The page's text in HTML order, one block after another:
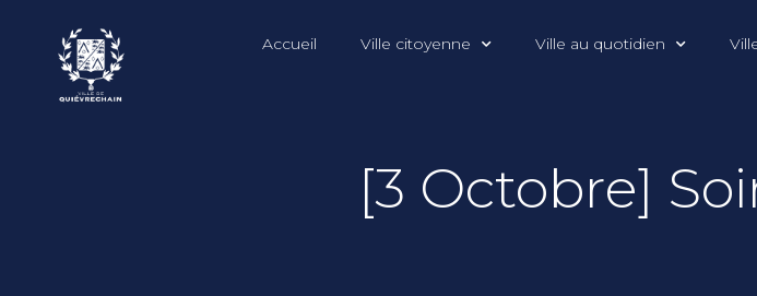
Accueil Ville citoyenne Ville au quotidien
[3 Octobre]